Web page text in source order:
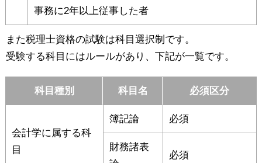
事務に2年以上従事した者
また税理士資格の試験は科目選択制です。
受験する科目にはルールがあり、下記が一覧です。
科目種別 科目名 必須区分
会計学に属する科
目
簿記論 必須
財務諸表
必須